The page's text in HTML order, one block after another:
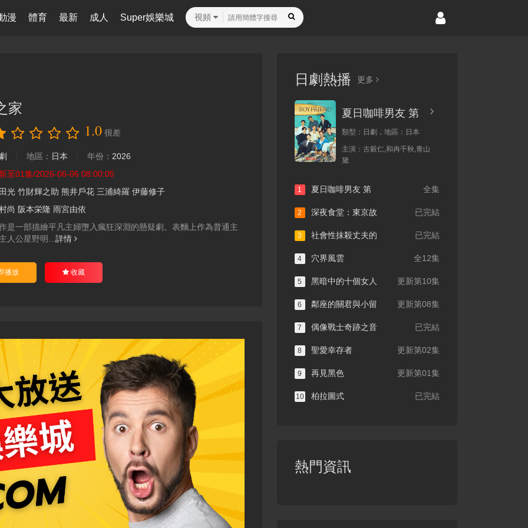
漫 體育 最新 成人 Super娛樂城 視頻
家
1.0 很差
地區： 日本 年份： 2026
至01集/2026-06-06 08:00:05
光 竹財輝之助 熊井戶花 三浦綺羅 伊藤修子
尚 阪本栄隆 雨宮由依
是一部描繪平凡主婦墮入瘋狂深淵的懸疑劇。表麵上作為普通主
人公星野明... 詳情
播放 收藏
日劇熱播 更多
夏日咖啡男友 第
類型： 日劇， 地區： 日本
主演： 古穀仁,和冉千秋,青山
黛
全集
1 夏日咖啡男友 第
已完結
2 深夜食堂：東京故
已完結
3 社會性抹殺丈夫的
全12集
4 穴界風雲
更新第10集
5 黑暗中的十個女人
更新第08集
6 鄰座的關君與小留
已完結
7 偶像戰士奇跡之音
更新第02集
8 聖愛幸存者
更新第01集
9 再見黑色
已完結
10 柏拉圖式
熱門資訊